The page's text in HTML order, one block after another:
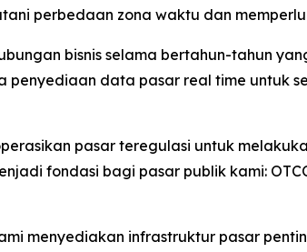
perbedaan zona waktu dan
bisnis selama bertahun-tahun
data pasar real time untuk
pasar teregulasi untuk
fondasi bagi pasar publik kami:
menyediakan infrastruktur pasar